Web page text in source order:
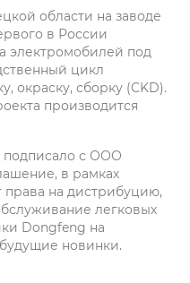
области на заводе
в России
электромобилей под
цикл
окраску, сборку (CKD).
производится
подписало с ООО
в рамках
на дистрибуцию,
легковых
Dongfeng на
новинки.